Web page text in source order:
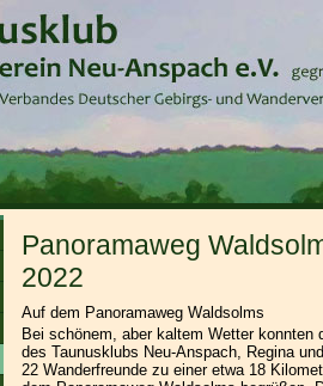
Panoramaweg
2022
Auf dem Panoramaweg Waldsolms
Bei schönem, aber kaltem Wetter konnten
des Taunusklubs Neu-Anspach, Regina
22 Wanderfreunde zu einer etwa 18